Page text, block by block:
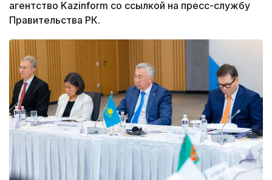
агентство Kazinform со ссылкой на пресс-службу
Правительства РК.